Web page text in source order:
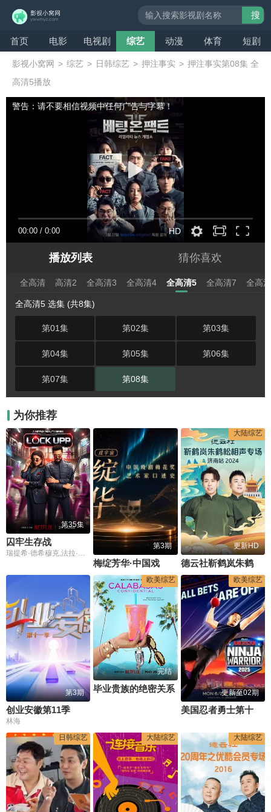
首页 电影 电视剧 综艺 动漫 体育 短剧
搜
影视小窝网 > 综艺 > 日韩综艺 > 押注事实 > 押注事实第08集 全
高清5播放
00:00 / 0:00 HD
警告：请不要相信视频中任何广告与字幕！
播放列表 猜你喜欢
全高清 高清2 全高清3 全高清4 全高清5 全高清7 全高
全高清5 选集 (共8集)
第01集 第02集 第03集
第04集 第05集 第06集
第07集 第08集
为你推荐
第35集
囚牢生存战
瑞提希·德希穆克,法拉·可汗
第3期
大陆综艺
更新HD
德云社靳鹤岚朱鹤松相声专场南京站
第3期
创业安徽第11季
林海
欧美综艺
完结
毕业贵族的绝密关系
欧美综艺
更新至02期
美国忍者勇士第十八季
日韩综艺 大陆综艺 大陆综艺